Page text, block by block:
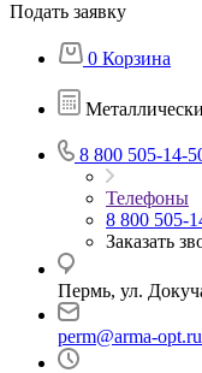
Подать заявку
0 Корзина
8 800 505-14-
Телефоны
8 800 505-
Заказать
Пермь, ул.
perm@arma-opt.ru